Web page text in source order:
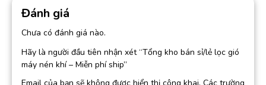
Đánh giá
Chưa có đánh giá nào.
Hãy là người đầu tiên nhận xét “Tổng kho bán sỉ/lẻ lọc gió
máy nén khí – Miễn phí ship”